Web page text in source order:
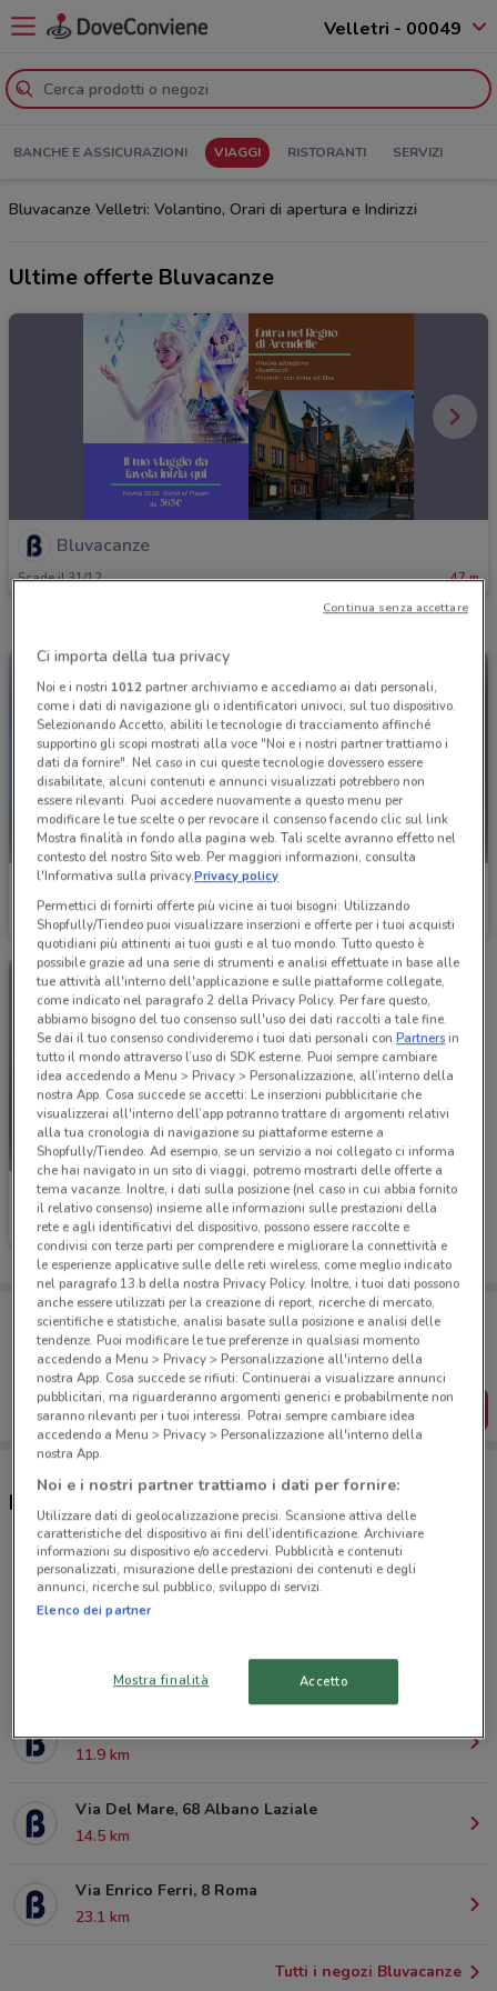
Velletri - 00049
BANCHE E ASSICURAZIONI VIAGGI RISTORANTI SERVIZI
Bluvacanze Velletri: Volantino, Orari di apertura e Indirizzi
Ultime offerte Bluvacanze
Bluvacanze
Scade il 31/12 47 m
Bluvacanze
Scade il 31/08 47 m Scade il 31/12 47 m
Bluvacanze
Scade il 28/09 11.9 km
Porta DoveConviene sempre con te!
Puoi trovare le migliori offerte dei negozi vicino a te,
salvarle e creare la tua lista del risparmio, comodamente
dal tuo cellulare.
SCARICA L’APP
Negozi Bluvacanze a Velletri
Via Paolina, 1/3 Velletri
47 m
7.4 km
11.9 km
Via Del Mare, 68 Albano Laziale
14.5 km
Via Enrico Ferri, 8 Roma
23.1 km
Tutti i negozi Bluvacanze
Ci importa della tua privacy
Noi e i nostri 1012partner archiviamo e accediamo ai dati personali,
come i dati di navigazione gli o identificatori univoci, sul tuo dispositivo.
Selezionando Accetto, abiliti le tecnologie di tracciamento affinché
supportino gli scopi mostrati alla voce "Noi e i nostri partner trattiamo i
dati da fornire". Nel caso in cui queste tecnologie dovessero essere
disabilitate, alcuni contenuti e annunci visualizzati potrebbero non
essere rilevanti. Puoi accedere nuovamente a questo menu per
modificare le tue scelte o per revocare il consenso facendo clic sul link
Mostra finalità in fondo alla pagina web. Tali scelte avranno effetto nel
contesto del nostro Sito web. Per maggiori informazioni, consulta
l'Informativa sulla privacy.Privacy policy
Permettici di fornirti offerte più vicine ai tuoi bisogni: Utilizzando
Shopfully/Tiendeo puoi visualizzare inserzioni e offerte per i tuoi acquisti
quotidiani più attinenti ai tuoi gusti e al tuo mondo. Tutto questo è
possibile grazie ad una serie di strumenti e analisi effettuate in base alle
tue attività all'interno dell'applicazione e sulle piattaforme collegate,
come indicato nel paragrafo 2 della Privacy Policy. Per fare questo,
abbiamo bisogno del tuo consenso sull'uso dei dati raccolti a tale fine.
Se dai il tuo consenso condivideremo i tuoi dati personali conPartnersin
tutto il mondo attraverso l’uso di SDK esterne. Puoi sempre cambiare
idea accedendo a Menu > Privacy > Personalizzazione, all’interno della
nostra App. Cosa succede se accetti: Le inserzioni pubblicitarie che
visualizzerai all'interno dell’app potranno trattare di argomenti relativi
alla tua cronologia di navigazione su piattaforme esterne a
Shopfully/Tiendeo. Ad esempio, se un servizio a noi collegato ci informa
che hai navigato in un sito di viaggi, potremo mostrarti delle offerte a
tema vacanze. Inoltre, i dati sulla posizione (nel caso in cui abbia fornito
il relativo consenso) insieme alle informazioni sulle prestazioni della
rete e agli identificativi del dispositivo, possono essere raccolte e
condivisi con terze parti per comprendere e migliorare la connettività e
le esperienze applicative sulle delle reti wireless, come meglio indicato
nel paragrafo 13.b della nostra Privacy Policy. Inoltre, i tuoi dati possono
anche essere utilizzati per la creazione di report, ricerche di mercato,
scientifiche e statistiche, analisi basate sulla posizione e analisi delle
tendenze. Puoi modificare le tue preferenze in qualsiasi momento
accedendo a Menu > Privacy > Personalizzazione all'interno della
nostra App. Cosa succede se rifiuti: Continuerai a visualizzare annunci
pubblicitari, ma riguarderanno argomenti generici e probabilmente non
saranno rilevanti per i tuoi interessi. Potrai sempre cambiare idea
accedendo a Menu > Privacy > Personalizzazione all'interno della
nostra App.
Noi e i nostri partner trattiamo i dati per fornire:
Utilizzare dati di geolocalizzazione precisi. Scansione attiva delle
caratteristiche del dispositivo ai fini dell’identificazione. Archiviare
informazioni su dispositivo e/o accedervi. Pubblicità e contenuti
personalizzati, misurazione delle prestazioni dei contenuti e degli
annunci, ricerche sul pubblico, sviluppo di servizi.
Elenco dei partner
Mostra finalità Accetto
Continua senza accettare